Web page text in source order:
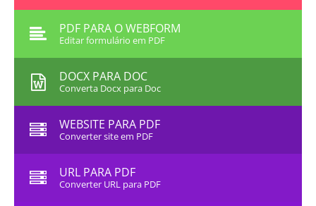
PDF PARA O WEBFORM
Editar formulário em PDF
DOCX PARA DOC
Converta Docx para Doc
WEBSITE PARA PDF
Converter site em PDF
URL PARA PDF
Converter URL para PDF